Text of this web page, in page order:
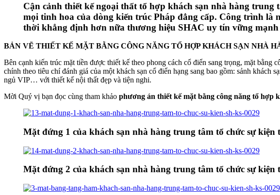
Cận cảnh thiết kế ngoại thất tổ hợp khách sạn nhà hàng trung
mọi tinh hoa của dòng kiến trúc Pháp đẳng cấp. Công trình là
thời khẳng định hơn nữa thương hiệu SHAC uy tín vững
BẢN VẼ THIẾT KẾ MẶT BẰNG CÔNG NĂNG TỔ HỢP KHÁCH SẠN NHÀ
Bên cạnh kiến trúc mặt tiền được thiết kế theo phong cách cổ điển sang trọng, mặt
chính theo tiêu chí đánh giá của một khách sạn cổ điển hạng sang bao gồm: sảnh
ngủ VIP… với thiết kế nội thất đẹp và tiện nghi.
Mời Quý vị bạn đọc cùng tham khảo phương án thiết kế mặt bằng công năng tổ hợp
Mặt đứng 1 của khách sạn nhà hàng trung tâm tổ chức sự kiện
Mặt đứng 2 của khách sạn nhà hàng trung tâm tổ chức sự kiện